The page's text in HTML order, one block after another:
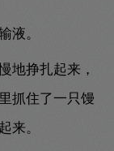
液。
地挣扎起来，
抓住了一只馒
来。